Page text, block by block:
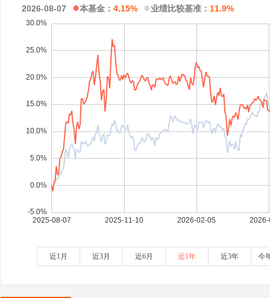
2026-08-07 ●本基金： 4.15% ●业绩比较基准： 11.9%
近1月 近3月 近6月 近1年 近3年 今